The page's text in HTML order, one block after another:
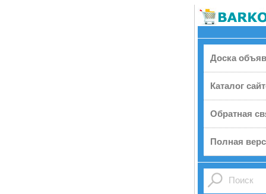
Доска
Каталог
Обратная
Полная